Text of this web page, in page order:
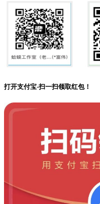
打开支付宝-扫一扫领取红包！